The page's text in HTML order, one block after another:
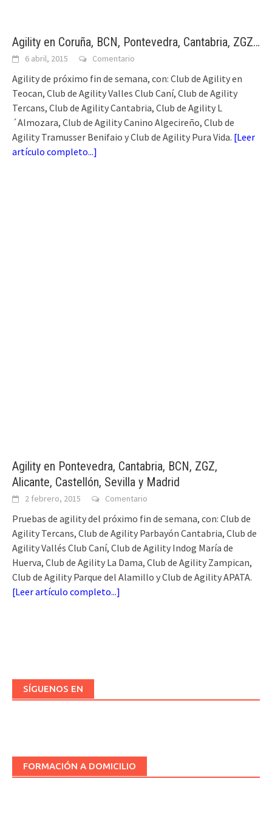
Agility en Coruña, BCN, Pontevedra, Cantabria, ZGZ…
6 abril, 2015 Comentario
Agility de próximo fin de semana, con: Club de Agility en
Teocan, Club de Agility Valles Club Caní, Club de Agility
Tercans, Club de Agility Cantabria, Club de Agility L
´Almozara, Club de Agility Canino Algecireño, Club de
Agility Tramusser Benifaio y Club de Agility Pura Vida. [Leer
artículo completo...]
Agility en Pontevedra, Cantabria, BCN, ZGZ,
Alicante, Castellón, Sevilla y Madrid
2 febrero, 2015 Comentario
Pruebas de agility del próximo fin de semana, con: Club de
Agility Tercans, Club de Agility Parbayón Cantabria, Club de
Agility Vallés Club Caní, Club de Agility Indog María de
Huerva, Club de Agility La Dama, Club de Agility Zampican,
Club de Agility Parque del Alamillo y Club de Agility APATA.
[Leer artículo completo...]
SÍGUENOS EN
FORMACIÓN A DOMICILIO